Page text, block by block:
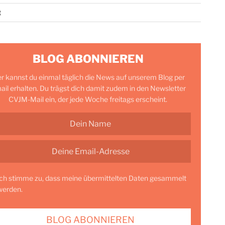
BLOG ABONNIEREN
kannst du einmal täglich die News auf unserem Blog per
erhalten. Du trägst dich damit zudem in den Newsletter
CVJM-Mail ein, der jede Woche freitags erscheint.
stimme zu, dass meine übermittelten Daten gesammelt